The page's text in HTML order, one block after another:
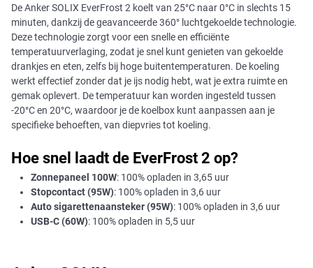
De Anker SOLIX EverFrost 2 koelt van 25°C naar 0°C in slechts 15
minuten, dankzij de geavanceerde 360° luchtgekoelde technologie.
Deze technologie zorgt voor een snelle en efficiënte
temperatuurverlaging, zodat je snel kunt genieten van gekoelde
drankjes en eten, zelfs bij hoge buitentemperaturen. De koeling
werkt effectief zonder dat je ijs nodig hebt, wat je extra ruimte en
gemak oplevert. De temperatuur kan worden ingesteld tussen
-20°C en 20°C, waardoor je de koelbox kunt aanpassen aan je
specifieke behoeften, van diepvries tot koeling.
Hoe snel laadt de EverFrost 2 op?
Zonnepaneel 100W: 100% opladen in 3,65 uur
Stopcontact (95W): 100% opladen in 3,6 uur
Auto sigarettenaansteker (95W): 100% opladen in 3,6 uur
USB-C (60W): 100% opladen in 5,5 uur